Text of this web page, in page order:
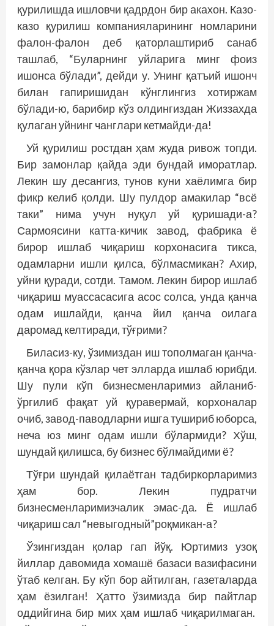
қурилишда ишловчи қадрдон бир акахон. Казо-
казо қурилиш компанияларининг номларини
фалон-фалон деб қаторлаштириб санаб
ташлаб, “Буларнинг уйларига минг фоиз
ишонса бўлади”, дейди у. Унинг қатъий ишонч
билан гапиришидан кўнглингиз хотиржам
бўлади-ю, барибир кўз олдингиздан Жиззахда
қулаган уйнинг чанглари кетмайди-да!
Уй қурилиш ростдан ҳам жуда ривож топди.
Бир замонлар қайда эди бундай иморатлар.
Лекин шу десангиз, тунов куни хаёлимга бир
фикр келиб қолди. Шу пулдор амакилар “всё
таки” нима учун нуқул уй қуришади-а?
Сармоясини катта-кичик завод, фабрика ё
бирор ишлаб чиқариш корхонасига тикса,
одамларни ишли қилса, бўлмасмикан? Ахир,
уйни қуради, сотди. Тамом. Лекин бирор ишлаб
чиқариш муассасасига асос солса, унда қанча
одам ишлайди, қанча йил қанча оилага
даромад келтиради, тўғрими?
Биласиз-ку, ўзимиздан иш тополмаган қанча-
қанча қора кўзлар чет элларда ишлаб юрибди.
Шу пули кўп бизнесменларимиз айланиб-
ўргилиб фақат уй қуравермай, корхоналар
очиб, завод-паводларни ишга тушириб юборса,
неча юз минг одам ишли бўлармиди? Хўш,
шундай қилишса, бу бизнес бўлмайдими ё?
Тўғри шундай қилаётган тадбиркорларимиз
ҳам бор. Лекин пудратчи
бизнесменларимизчалик эмас-да. Ё ишлаб
чиқариш сал “невыгодный”роқмикан-а?
Ўзингиздан қолар гап йўқ. Юртимиз узоқ
йиллар давомида хомашё базаси вазифасини
ўтаб келган. Бу кўп бор айтилган, газеталарда
ҳам ёзилган! Ҳатто ўзимизда бир пайтлар
оддийгина бир мих ҳам ишлаб чиқарилмаган.